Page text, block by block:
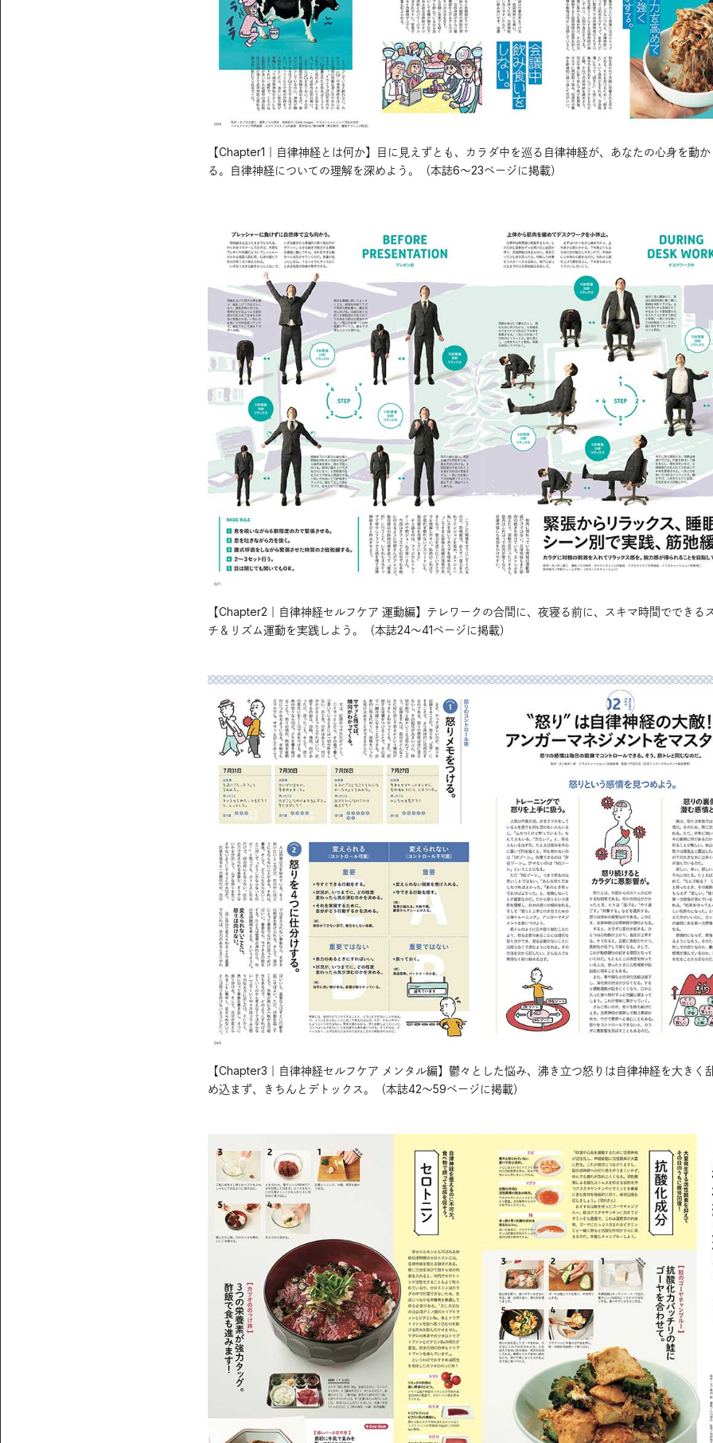
【Chapter1｜自律神経とは何か】目に見えずとも、カラダ中を巡る自律神経が、あなたの心身を動
る。自律神経についての理解を深めよう。（本誌6〜23ページに掲載）
【Chapter2｜自律神経セルフケア 運動編】テレワークの合間に、夜寝る前に、スキマ時間でできる
チ＆リズム運動を実践しよう。（本誌24〜41ページに掲載）
【Chapter3｜自律神経セルフケア メンタル編】鬱々とした悩み、沸き立つ怒りは自律神経を大きく
め込まず、きちんとデトックス。（本誌42〜59ページに掲載）